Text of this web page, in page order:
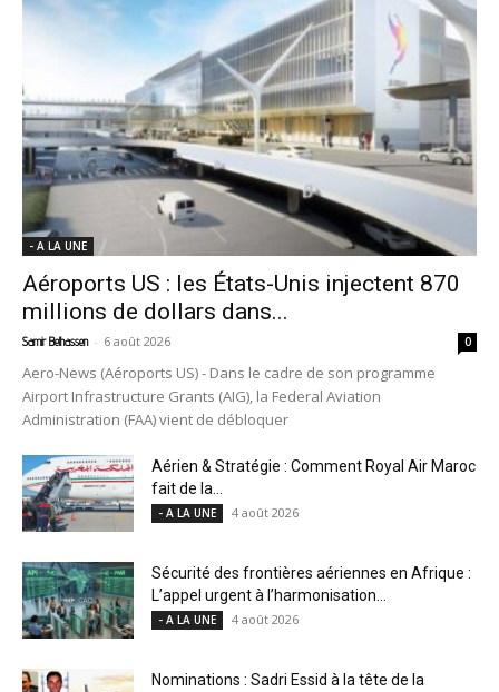
- A LA UNE
Aéroports US : les États-Unis injectent 870
millions de dollars dans...
Samir Belhassen - 6 août 2026 0
Aero-News (Aéroports US) - Dans le cadre de son programme
Airport Infrastructure Grants (AIG), la Federal Aviation
Administration (FAA) vient de débloquer
Aérien & Stratégie : Comment Royal Air Maroc
fait de la...
- A LA UNE 4 août 2026
Sécurité des frontières aériennes en Afrique :
L’appel urgent à l’harmonisation...
- A LA UNE 4 août 2026
Nominations : Sadri Essid à la tête de la